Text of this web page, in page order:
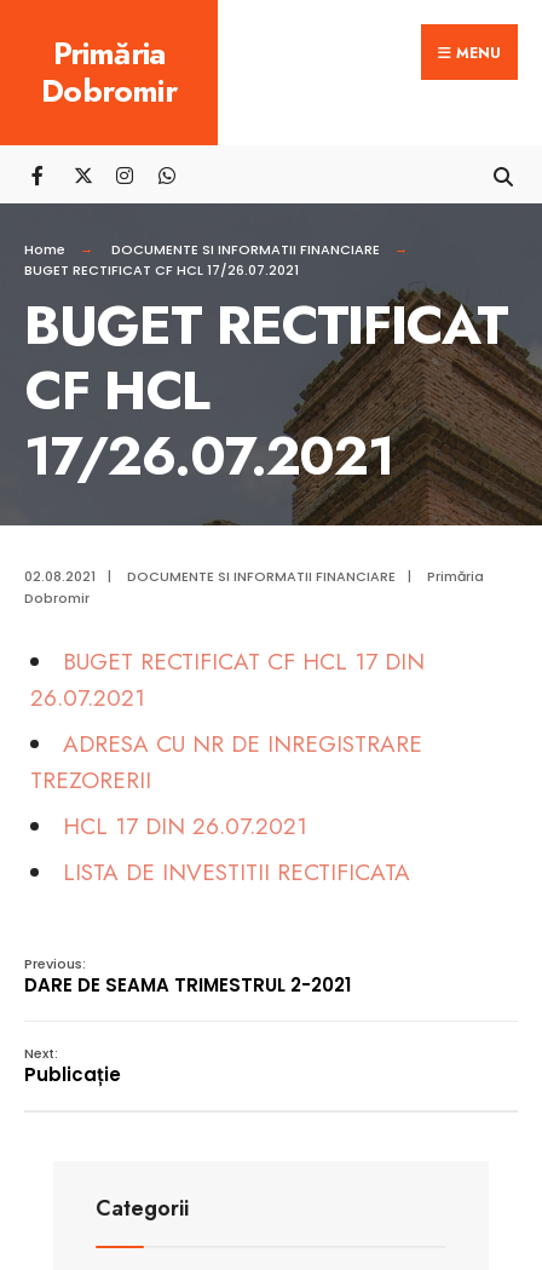
content
Primăria
Dobromir
MENU
Home
DOCUMENTE SI INFORMATII FINANCIARE
BUGET RECTIFICAT CF HCL 17/26.07.2021
BUGET RECTIFICAT
CF HCL
17/26.07.2021
02.08.2021 | DOCUMENTE SI INFORMATII FINANCIARE |
Primăria
Dobromir
BUGET RECTIFICAT CF HCL 17 DIN
26.07.2021
ADRESA CU NR DE INREGISTRARE
TREZORERII
HCL 17 DIN 26.07.2021
LISTA DE INVESTITII RECTIFICATA
Previous:
DARE DE SEAMA TRIMESTRUL 2-2021
Next:
Publicație
Categorii
for: